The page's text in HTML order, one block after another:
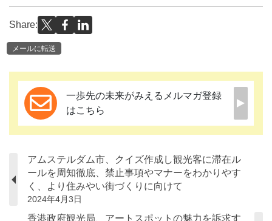
Share:
メールに転送
一歩先の未来がみえるメルマガ登録
はこちら
アムステルダム市、クイズ作成し観光客に滞在ル
ールを周知徹底、禁止事項やマナーをわかりやす
く、より住みやい街づくりに向けて
2024年4月3日
香港政府観光局、アートスポットの魅力を訴求す